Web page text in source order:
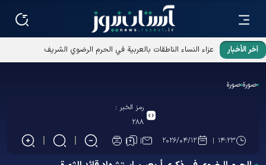
آخر الأخبار عزاء النساء الناطقات بالعربية في الحرم الرضوي الشريف
صورة صورة
رمز الخبر :
۲۸۸
۱۴:۲۳
۲۰۲۶/۰۴/۱۲